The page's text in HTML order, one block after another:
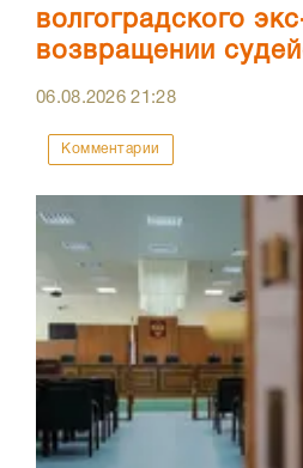
волгоградского
возвращении
06.08.202621:28
Комментарии